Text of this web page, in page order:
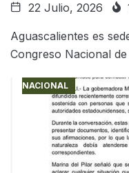
22 Julio, 2026
Aguascalientes es
Congreso Nacional
NACIONAL